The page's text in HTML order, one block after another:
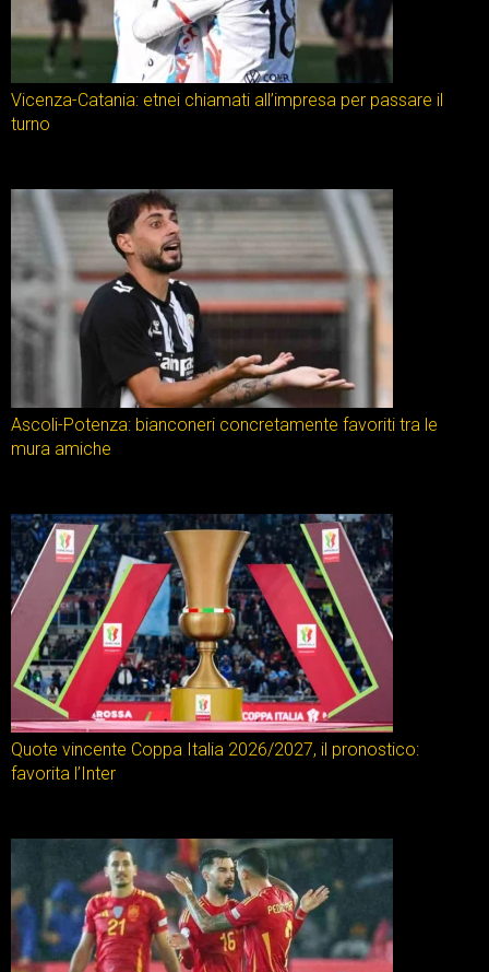
Vicenza-Catania: etnei chiamati all’impresa per passare il
turno
Ascoli-Potenza: bianconeri concretamente favoriti tra le
mura amiche
Quote vincente Coppa Italia 2026/2027, il pronostico:
favorita l’Inter